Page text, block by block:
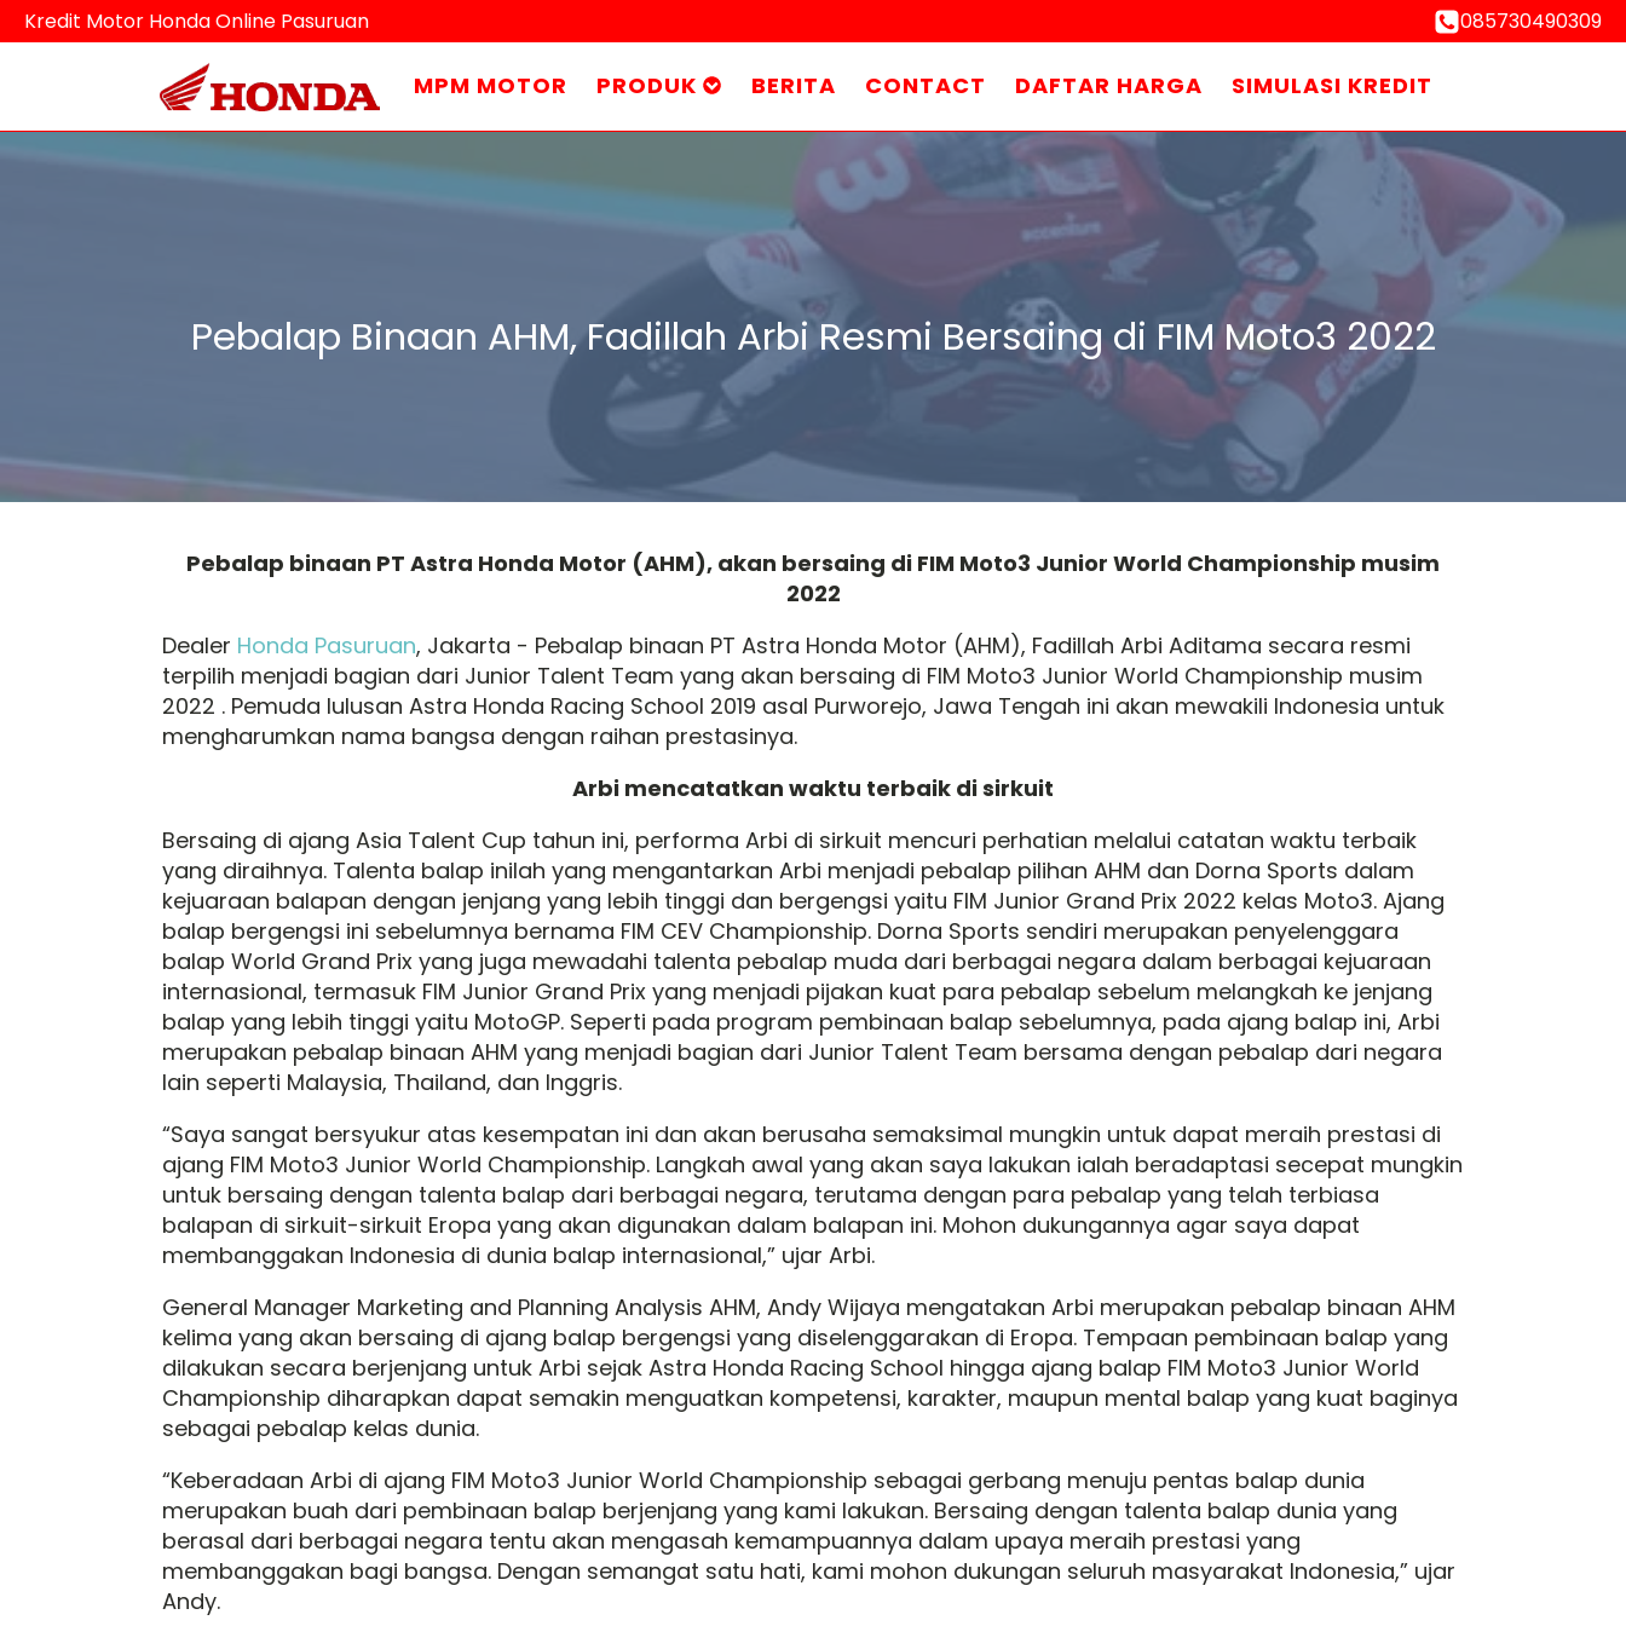
Kredit Motor Honda Online Pasuruan 085730490309
MPM MOTOR PRODUK BERITA CONTACT DAFTAR HARGA SIMULASI KREDIT
Pebalap Binaan AHM, Fadillah Arbi Resmi Bersaing di FIM Moto3 2022
Pebalap binaan PT Astra Honda Motor (AHM), akan bersaing di FIM Moto3 Junior World Championship musim
2022
Dealer Honda Pasuruan, Jakarta - Pebalap binaan PT Astra Honda Motor (AHM), Fadillah Arbi Aditama secara resmi
terpilih menjadi bagian dari Junior Talent Team yang akan bersaing di FIM Moto3 Junior World Championship musim
2022 . Pemuda lulusan Astra Honda Racing School 2019 asal Purworejo, Jawa Tengah ini akan mewakili Indonesia untuk
mengharumkan nama bangsa dengan raihan prestasinya.
Arbi mencatatkan waktu terbaik di sirkuit
Bersaing di ajang Asia Talent Cup tahun ini, performa Arbi di sirkuit mencuri perhatian melalui catatan waktu terbaik
yang diraihnya. Talenta balap inilah yang mengantarkan Arbi menjadi pebalap pilihan AHM dan Dorna Sports dalam
kejuaraan balapan dengan jenjang yang lebih tinggi dan bergengsi yaitu FIM Junior Grand Prix 2022 kelas Moto3. Ajang
balap bergengsi ini sebelumnya bernama FIM CEV Championship. Dorna Sports sendiri merupakan penyelenggara
balap World Grand Prix yang juga mewadahi talenta pebalap muda dari berbagai negara dalam berbagai kejuaraan
internasional, termasuk FIM Junior Grand Prix yang menjadi pijakan kuat para pebalap sebelum melangkah ke jenjang
balap yang lebih tinggi yaitu MotoGP. Seperti pada program pembinaan balap sebelumnya, pada ajang balap ini, Arbi
merupakan pebalap binaan AHM yang menjadi bagian dari Junior Talent Team bersama dengan pebalap dari negara
lain seperti Malaysia, Thailand, dan Inggris.
“Saya sangat bersyukur atas kesempatan ini dan akan berusaha semaksimal mungkin untuk dapat meraih prestasi di
ajang FIM Moto3 Junior World Championship. Langkah awal yang akan saya lakukan ialah beradaptasi secepat mungkin
untuk bersaing dengan talenta balap dari berbagai negara, terutama dengan para pebalap yang telah terbiasa
balapan di sirkuit-sirkuit Eropa yang akan digunakan dalam balapan ini. Mohon dukungannya agar saya dapat
membanggakan Indonesia di dunia balap internasional,” ujar Arbi.
General Manager Marketing and Planning Analysis AHM, Andy Wijaya mengatakan Arbi merupakan pebalap binaan AHM
kelima yang akan bersaing di ajang balap bergengsi yang diselenggarakan di Eropa. Tempaan pembinaan balap yang
dilakukan secara berjenjang untuk Arbi sejak Astra Honda Racing School hingga ajang balap FIM Moto3 Junior World
Championship diharapkan dapat semakin menguatkan kompetensi, karakter, maupun mental balap yang kuat baginya
sebagai pebalap kelas dunia.
“Keberadaan Arbi di ajang FIM Moto3 Junior World Championship sebagai gerbang menuju pentas balap dunia
merupakan buah dari pembinaan balap berjenjang yang kami lakukan. Bersaing dengan talenta balap dunia yang
berasal dari berbagai negara tentu akan mengasah kemampuannya dalam upaya meraih prestasi yang
membanggakan bagi bangsa. Dengan semangat satu hati, kami mohon dukungan seluruh masyarakat Indonesia,” ujar
Andy.